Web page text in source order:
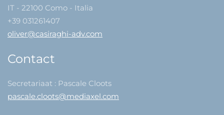
IT - 22100 Como - Italia
+39 031261407
oliver@casiraghi-adv.com
Contact
Secretariaat : Pascale Cloots
pascale.cloots@mediaxel.com